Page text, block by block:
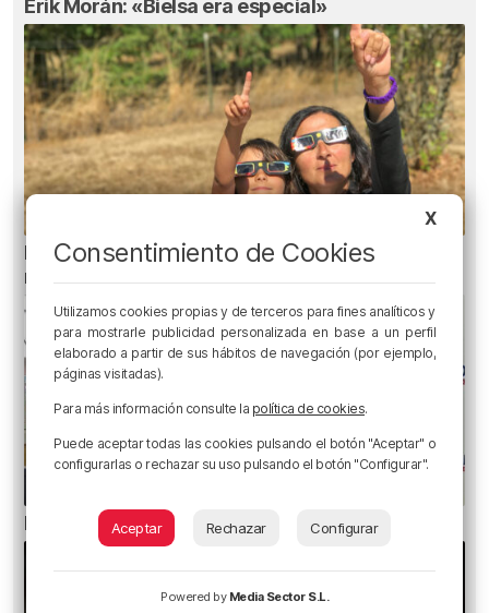
Erik Morán: «Bielsa era especial»
El aviso de los pediatras ante el eclipse: una
mirada puede causar daños irreversibles
El bilbaíno que opta a un récord Guinness
X
Consentimiento de Cookies
Utilizamos cookies propias y de terceros para fines analíticos y
para mostrarle publicidad personalizada en base a un perfil
elaborado a partir de sus hábitos de navegación (por ejemplo,
páginas visitadas).
Para más información consulte la política de cookies.
Puede aceptar todas las cookies pulsando el botón "Aceptar" o
configurarlas o rechazar su uso pulsando el botón "Configurar".
Aceptar Rechazar Configurar
Powered by Media Sector S.L.